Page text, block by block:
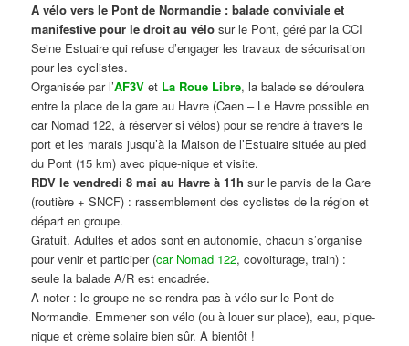
A vélo vers le Pont de Normandie : balade conviviale et
manifestive pour le droit au vélo sur le Pont, géré par la CCI
Seine Estuaire qui refuse d’engager les travaux de sécurisation
pour les cyclistes.
Organisée par l’AF3V et La Roue Libre, la balade se déroulera
entre la place de la gare au Havre (Caen – Le Havre possible en
car Nomad 122, à réserver si vélos) pour se rendre à travers le
port et les marais jusqu’à la Maison de l’Estuaire située au pied
du Pont (15 km) avec pique-nique et visite.
RDV le vendredi 8 mai au Havre à 11h sur le parvis de la Gare
(routière + SNCF) : rassemblement des cyclistes de la région et
départ en groupe.
Gratuit. Adultes et ados sont en autonomie, chacun s’organise
pour venir et participer (car Nomad 122, covoiturage, train) :
seule la balade A/R est encadrée.
A noter : le groupe ne se rendra pas à vélo sur le Pont de
Normandie. Emmener son vélo (ou à louer sur place), eau, pique-
nique et crème solaire bien sûr. A bientôt !